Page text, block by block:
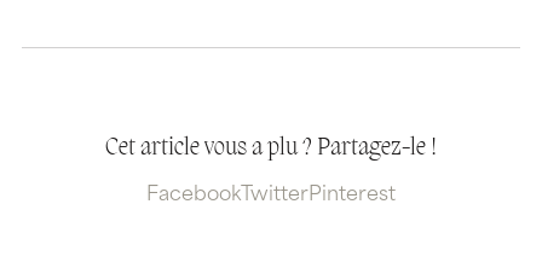
Cet article vous a plu ? Partagez-le !
Facebook TwitterPinterest